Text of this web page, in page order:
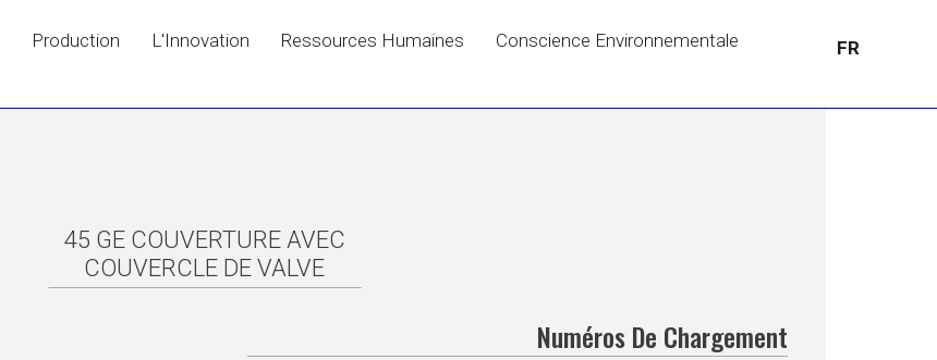
FR
Production L'Innovation Ressources Humaines
Conscience Environnementale
45 GE COUVERTURE AVEC
COUVERCLE DE VALVE
Numéros De Chargement